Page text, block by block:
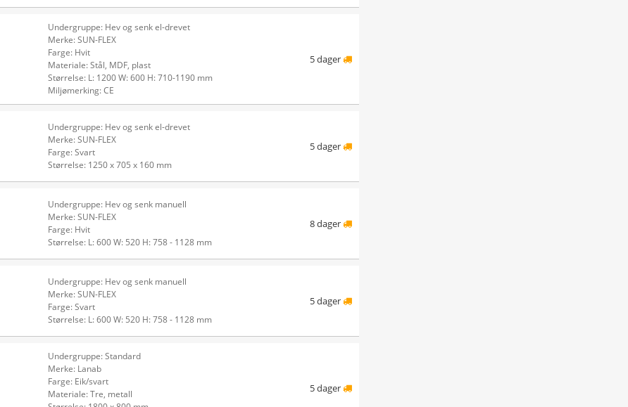
Undergruppe: Hev og senk el-drevet
Merke: SUN-FLEX
Farge: Hvit
Materiale: Stål, MDF, plast
Størrelse: L: 1200 W: 600 H: 710-1190 mm
Miljømerking: CE
5 dager
Undergruppe: Hev og senk el-drevet
Merke: SUN-FLEX
Farge: Svart
Størrelse: 1250 x 705 x 160 mm
5 dager
Undergruppe: Hev og senk manuell
Merke: SUN-FLEX
Farge: Hvit
Størrelse: L: 600 W: 520 H: 758 - 1128 mm
8 dager
Undergruppe: Hev og senk manuell
Merke: SUN-FLEX
Farge: Svart
Størrelse: L: 600 W: 520 H: 758 - 1128 mm
5 dager
Undergruppe: Standard
Merke: Lanab
Farge: Eik/svart
Materiale: Tre, metall
5 dager